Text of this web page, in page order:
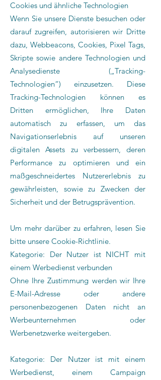
Cookies und ähnliche Technologien
Wenn Sie unsere Dienste besuchen oder
darauf zugreifen, autorisieren wir Dritte
dazu, Webbeacons, Cookies, Pixel Tags,
Skripte sowie andere Technologien und
Analysedienste („Tracking-
Technologien“) einzusetzen. Diese
Tracking-Technologien können es
Dritten ermöglichen, Ihre Daten
automatisch zu erfassen, um das
Navigationserlebnis auf unseren
digitalen Assets zu verbessern, deren
Performance zu optimieren und ein
maßgeschneidertes Nutzererlebnis zu
gewährleisten, sowie zu Zwecken der
Sicherheit und der Betrugsprävention.
Um mehr darüber zu erfahren, lesen Sie
bitte unsere Cookie-Richtlinie.
Kategorie: Der Nutzer ist NICHT mit
einem Werbedienst verbunden
Ohne Ihre Zustimmung werden wir Ihre
E-Mail-Adresse oder andere
personenbezogenen Daten nicht an
Werbeunternehmen oder
Werbenetzwerke weitergeben.
Kategorie: Der Nutzer ist mit einem
Werbedienst, einem Campaign